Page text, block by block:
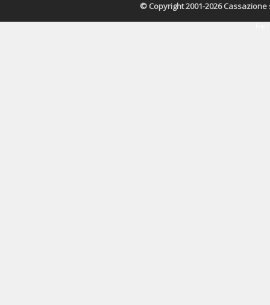
© Copyright 2001-2026 Cassazione